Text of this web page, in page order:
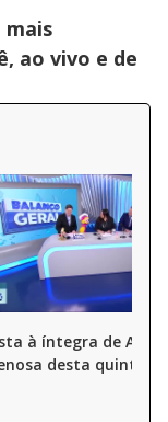
mais
ao vivo e de
à íntegra de A
desta quinta (6)